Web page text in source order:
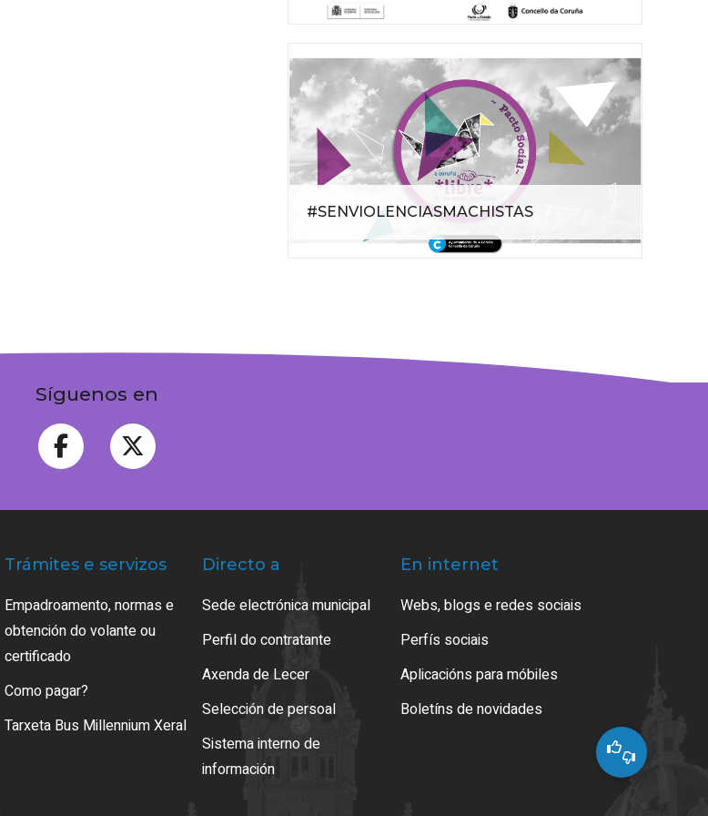
#SENVIOLENCIASMACHISTAS
Síguenos en
Trámites e servizos
Empadroamento, normas e
obtención do volante ou
certificado
Como pagar?
Tarxeta Bus Millennium Xeral
Directo a
Sede electrónica municipal
Perfil do contratante
Axenda de Lecer
Selección de persoal
Sistema interno de
información
En internet
Webs, blogs e redes sociais
Perfís sociais
Aplicacións para móbiles
Boletíns de novidades